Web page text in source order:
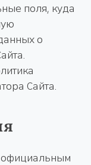
поля, куда
о
Сайта.
официальным